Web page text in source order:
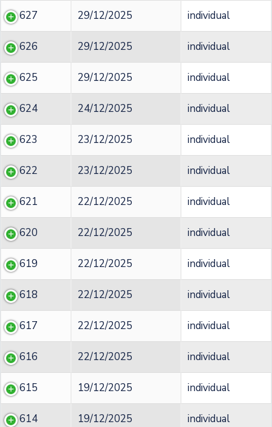
627 29/12/2025 individual
626 29/12/2025 individual
625 29/12/2025 individual
624 24/12/2025 individual
623 23/12/2025 individual
622 23/12/2025 individual
621 22/12/2025 individual
620 22/12/2025 individual
619 22/12/2025 individual
618 22/12/2025 individual
617 22/12/2025 individual
616 22/12/2025 individual
615 19/12/2025 individual
614 19/12/2025 individual